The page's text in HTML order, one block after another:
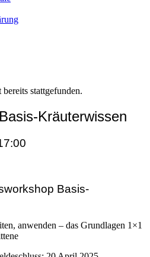
stattgefunden.
Kräuterwissen
Basis-
anwenden – das Grundlagen 1×1